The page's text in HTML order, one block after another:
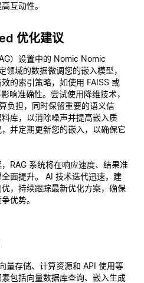
互动性。
优化建议
）设置中的 Nomic Nomic
域的数据微调您的嵌入模型，
的索引策略，如使用 FAISS 或
响准确性。尝试使用降维技术，
负担，同时保留重要的语义信
库，以消除噪声并提高嵌入质
并定期更新您的嵌入，以确保它
RAG 系统将在响应速度、结果准
面提升。 AI 技术迭代迅速，建
，持续跟踪最新优化方案，确保
优势。
量存储、计算资源和 API 使用等
包括向量数据库查询、嵌入生成